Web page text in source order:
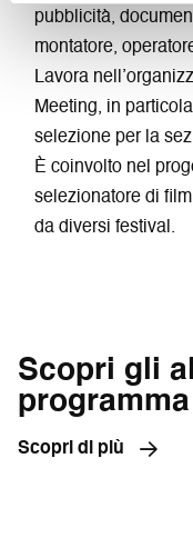
pubblicità,
montatore,
Lavora
Meeting, in
selezione per la
È coinvolto nel
selezionatore di
da diversi festival.
Scopri gli
programma
Scopri di più